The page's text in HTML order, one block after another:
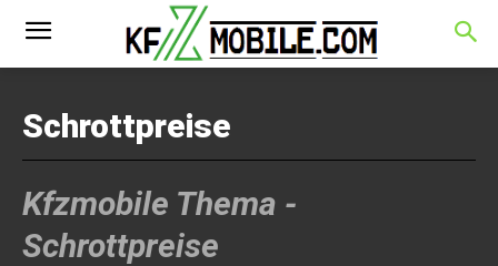
Schrottpreise
Kfzmobile Thema -
Schrottpreise